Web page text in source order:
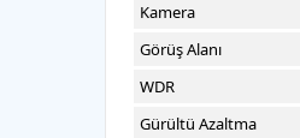
Kamera
Görüş Alanı
WDR
Gürültü Azaltma